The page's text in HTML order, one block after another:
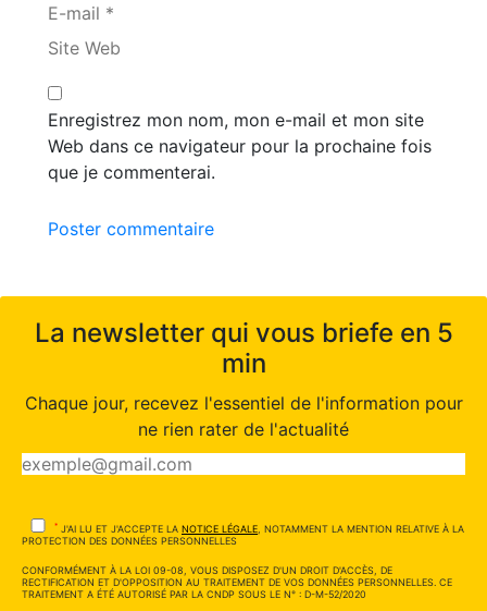
E-mail *
Site Web
Enregistrez mon nom, mon e-mail et mon site
Web dans ce navigateur pour la prochaine fois
que je commenterai.
Poster commentaire
La newsletter qui vous briefe en 5
min
Chaque jour, recevez l'essentiel de l'information pour
ne rien rater de l'actualité
* J'AI LU ET J'ACCEPTE LA NOTICE LÉGALE , NOTAMMENT LA MENTION RELATIVE À LA
PROTECTION DES DONNÉES PERSONNELLES
CONFORMÉMENT À LA LOI 09-08, VOUS DISPOSEZ D'UN DROIT D'ACCÈS, DE
RECTIFICATION ET D'OPPOSITION AU TRAITEMENT DE VOS DONNÉES PERSONNELLES. CE
TRAITEMENT A ÉTÉ AUTORISÉ PAR LA CNDP SOUS LE N° : D-M-52/2020